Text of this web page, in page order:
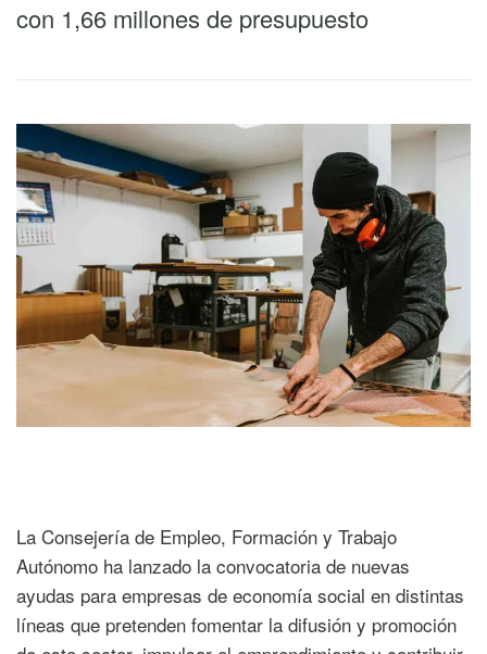
con 1,66 millones de presupuesto
La Consejería de Empleo, Formación y Trabajo
Autónomo ha lanzado la convocatoria de nuevas
ayudas para empresas de economía social en distintas
líneas que pretenden fomentar la difusión y promoción